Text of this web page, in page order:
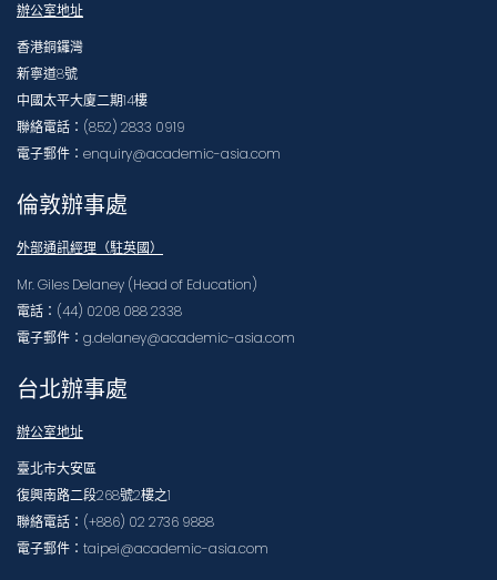
辦公室地址
香港銅鑼灣
新寧道8號
中國太平大廈二期14樓
聯絡電話：(852) 2833 0919
電子郵件：enquiry@academic-asia.com
倫敦辦事處
外部通訊經理（駐英國）
Mr. Giles Delaney (Head of Education)
電話：(44) 0208 088 2338
電子郵件：g.delaney@academic-asia.com
台北辦事處
辦公室地址
臺北市大安區
復興南路二段268號2樓之1
聯絡電話：(+886) 02 2736 9888
電子郵件：taipei@academic-asia.com